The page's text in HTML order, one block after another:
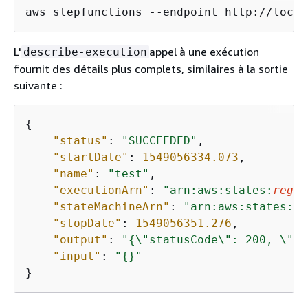
aws stepfunctions --endpoint http://
L' describe-execution appel à une exécution
fournit des détails plus complets, similaires à la sortie
suivante :
{
"status" : "SUCCEEDED" ,
"startDate" : 1549056334.073 ,
"name" : "test" ,
"executionArn" : "arn:aws:states:
"stateMachineArn" : "arn:aws:states:
"stopDate" : 1549056351.276 ,
"output" : " {\"statusCode\": 200,
"input" : " {}"
}